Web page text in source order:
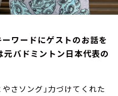
ーワードにゲストのお話を
元バドミントン日本代表の
さソング」力づけてくれた